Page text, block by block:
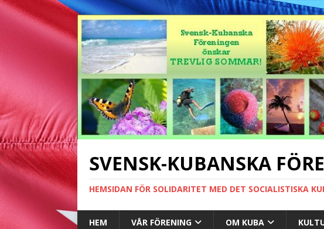
SVENSK-KUBANSKA
HEMSIDAN FÖR SOLIDARITET MED DET SOCIALISTISKA
HEM VÅR FÖRENING OM KUBA